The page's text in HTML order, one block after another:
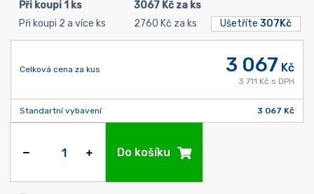
Při koupi 1 ks
3067 Kč za ks
Při koupi 2 a více ks
2760 Kč za ks Ušetříte 307Kč
Celková cena za kus 3 067 Kč
3 711 Kč s DPH
Standartní vybavení 3 067 Kč
Do košíku